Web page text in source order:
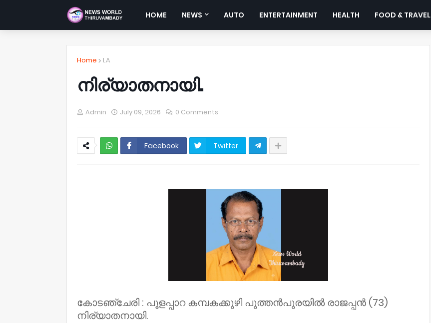
HOME NEWS AUTO ENTERTAINMENT HEALTH FOOD & TRAVEL
Home LA
നിര്യാതനായി.
Admin July 09, 2026 0 Comments
Facebook Twitter
കോടഞ്ചേരി : പൂളപ്പാറ കമ്പകക്കുഴി പുത്തൻപുരയിൽ രാജപ്പൻ (73)
നിര്യാതനായി.